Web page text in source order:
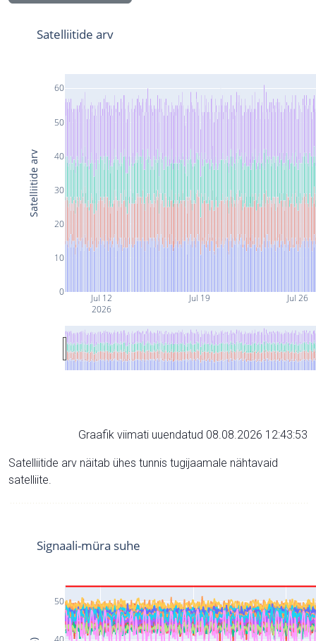
Jul 12
2026
Jul 19 Jul 26
0
10
20
30
40
50
60
Satelliitide arv
Satelliitide arv
Graafik viimati uuendatud 08.08.2026 12:43:53
Satelliitide arv näitab ühes tunnis tugijaamale nähtavaid
satelliite.
50
Signaali-müra suhe